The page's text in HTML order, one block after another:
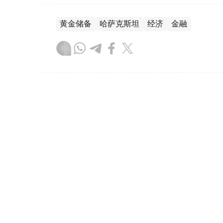
黄金储备 哈萨克斯坦 经济 金融